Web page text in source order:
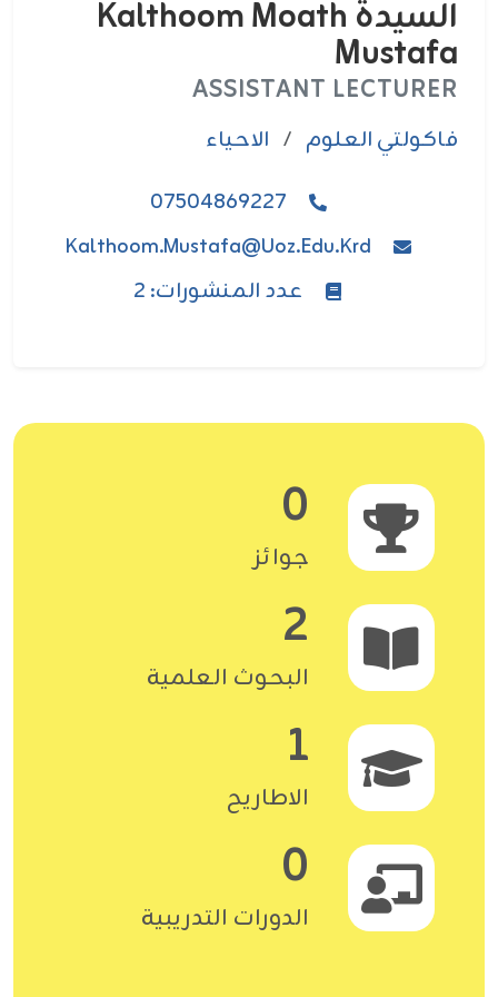
السيدة Kalthoom Moath
Mustafa
ASSISTANT LECTURER
فاکولتي العلوم / الاحياء
07504869227
Kalthoom.mustafa@uoz.edu.krd
عدد المنشورات: 2
0
جوائز
2
البحوث العلمية
1
الاطاريح
0
الدورات التدريبية